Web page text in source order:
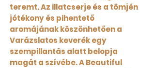
teremt. Az illatcserje és a tömjén
jótékony és pihentető
aromájának köszönhetően a
Varázslatos keverék egy
szempillantás alatt belopja
magát a szívébe. A Beautiful